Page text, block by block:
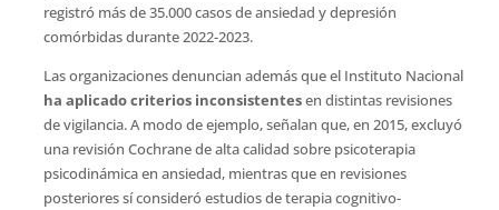
registró más de 35.000 casos de ansiedad y depresión
comórbidas durante 2022-2023.
Las organizaciones denuncian además que el Instituto Nacional
ha aplicado criterios inconsistentesen distintas revisiones
de vigilancia. A modo de ejemplo, señalan que, en 2015, excluyó
una revisión Cochrane de alta calidad sobre psicoterapia
psicodinámica en ansiedad, mientras que en revisiones
posteriores sí consideró estudios de terapia cognitivo-